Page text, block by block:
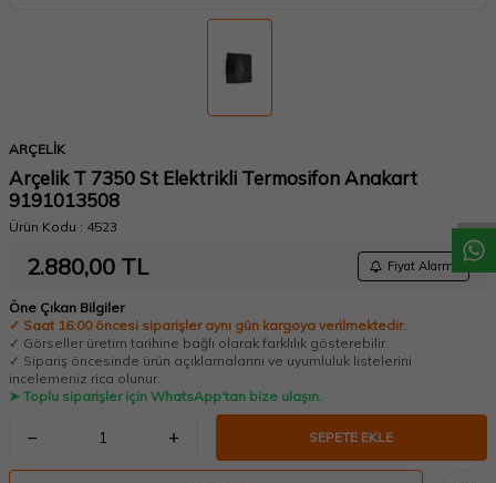
ARÇELİK
Arçelik T 7350 St Elektrikli Termosifon Anakart
9191013508
Ürün Kodu : 4523
2.880,00 TL Fiyat Alarmı
Öne Çıkan Bilgiler
✓ Saat 16:00 öncesi siparişler aynı gün kargoya verilmektedir.
✓ Görseller üretim tarihine bağlı olarak farklılık gösterebilir.
✓ Sipariş öncesinde ürün açıklamalarını ve uyumluluk listelerini
incelemeniz rica olunur.
➤ Toplu siparişler için WhatsApp'tan bize ulaşın.
SEPETE EKLE